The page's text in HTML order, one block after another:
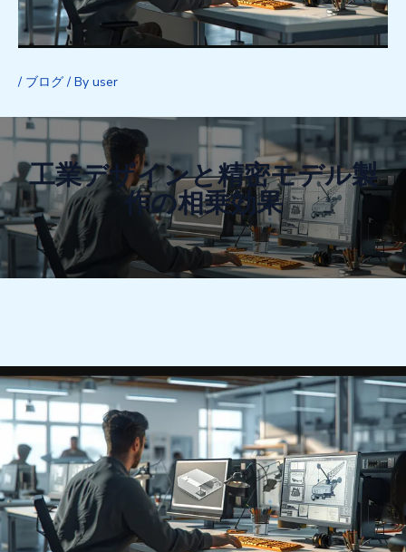
/ ブログ/ By user
工業デザインと精密モデル製
作の相乗効果